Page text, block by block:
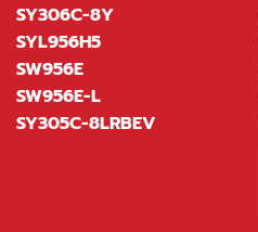
SY306C-8Y
SYL956H5
SW956E
SW956E-L
SY305C-8LRBEV